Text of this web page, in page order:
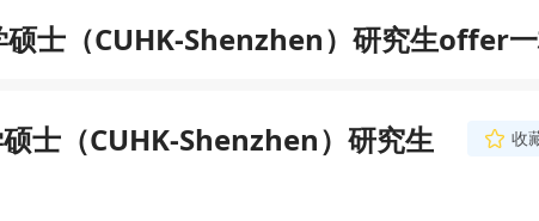
硕士（CUHK-Shenzhen）研究生offer
士（CUHK-Shenzhen）研究生
收